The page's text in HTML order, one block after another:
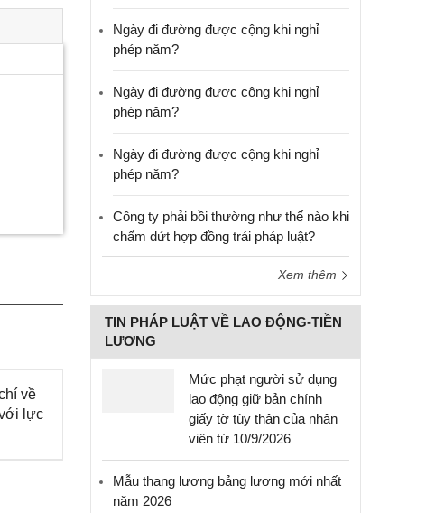
về
lực
Ngày đi đường được cộng khi nghỉ
phép năm?
Ngày đi đường được cộng khi nghỉ
phép năm?
Ngày đi đường được cộng khi nghỉ
phép năm?
Công ty phải bồi thường như thế nào khi
chấm dứt hợp đồng trái pháp luật?
Xem thêm
TIN PHÁP LUẬT VỀ LAO ĐỘNG-TIỀN
LƯƠNG
Mức phạt người sử dụng
lao động giữ bản chính
giấy tờ tùy thân của nhân
viên từ 10/9/2026
Mẫu thang lương bảng lương mới nhất
năm 2026